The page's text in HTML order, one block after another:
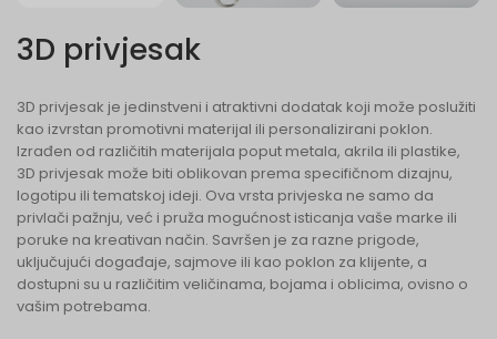
3D privjesak
3D privjesak je jedinstveni i atraktivni dodatak koji može poslužiti
kao izvrstan promotivni materijal ili personalizirani poklon.
Izrađen od različitih materijala poput metala, akrila ili plastike,
3D privjesak može biti oblikovan prema specifičnom dizajnu,
logotipu ili tematskoj ideji. Ova vrsta privjeska ne samo da
privlači pažnju, već i pruža mogućnost isticanja vaše marke ili
poruke na kreativan način. Savršen je za razne prigode,
uključujući događaje, sajmove ili kao poklon za klijente, a
dostupni su u različitim veličinama, bojama i oblicima, ovisno o
vašim potrebama.